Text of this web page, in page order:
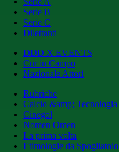
Serie B
Serie C
Dilettanti
DDD X EVENTS
Cur in Campo
Nazionale Attori
Rubriche
Calcio &amp; Tecnologia
Cinegol
Nomen Omen
La prima volta
Etimologie da Spogliatoio